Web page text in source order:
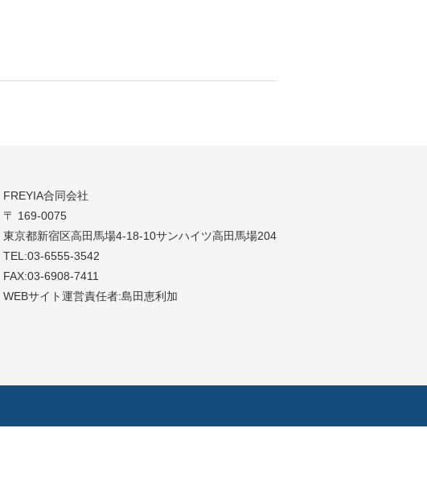
FREYIA合同会社
〒 169-0075
東京都新宿区高田馬場4-18-10サンハイツ高田馬場204
TEL:03-6555-3542
FAX:03-6908-7411
WEBサイト運営責任者:島田恵利加